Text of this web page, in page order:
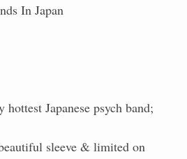
In Japan
Japanese psych band;
sleeve & limited on